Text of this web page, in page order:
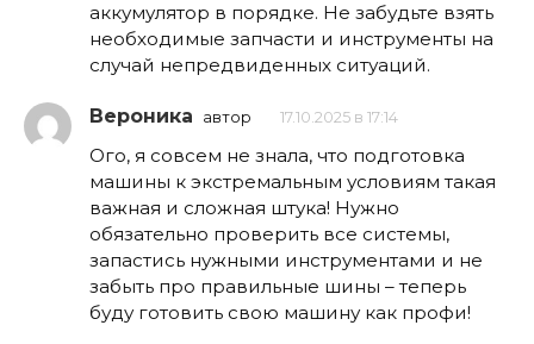
аккумулятор в порядке. Не забудьте взять
необходимые запчасти и инструменты на
случай непредвиденных ситуаций.
Вероника автор 17.10.2025 в 17:14
Ого, я совсем не знала, что подготовка
машины к экстремальным условиям такая
важная и сложная штука! Нужно
обязательно проверить все системы,
запастись нужными инструментами и не
забыть про правильные шины – теперь
буду готовить свою машину как профи!